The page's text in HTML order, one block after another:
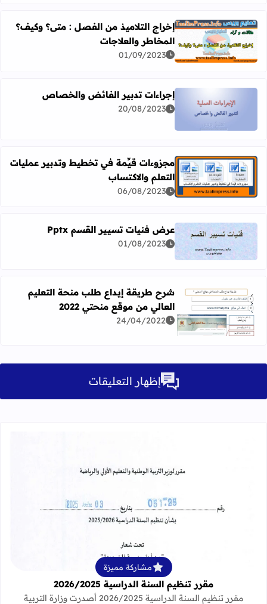
اقرأ المزيد عن إخراج التلاميذ من الفصل : متى؟ وكيف؟
إخراج التلاميذ من الفصل : متى؟ وكيف؟
المخاطر والعلاجات
01/09/2023
اقرأ المزيد عن إجراءات تدبير الفائض والخصاص
إجراءات تدبير الفائض والخصاص
20/08/2023
اقرأ المزيد عن مجزوءات قيِّمة في تخطيط وتدبير عمليات
مجزوءات قيِّمة في تخطيط وتدبير عمليات
التعلم والاكتساب
06/08/2023
اقرأ المزيد عن عرض فنيات تسيير القسم Pptx
عرض فنيات تسيير القسم Pptx
01/08/2023
اقرأ المزيد عن شرح طريقة إيداع طلب منحة التعليم العالي من
شرح طريقة إيداع طلب منحة التعليم
العالي من موقع منحتي 2022
24/04/2022
إظهار التعليقات
قراءة المزيد عن مقرر تنظيم السنة الدراسية
مشاركة مميزة
مقرر تنظيم السنة الدراسية 2026/2025
مقرر تنظيم السنة الدراسية 2026/2025 أصدرت وزارة التربية